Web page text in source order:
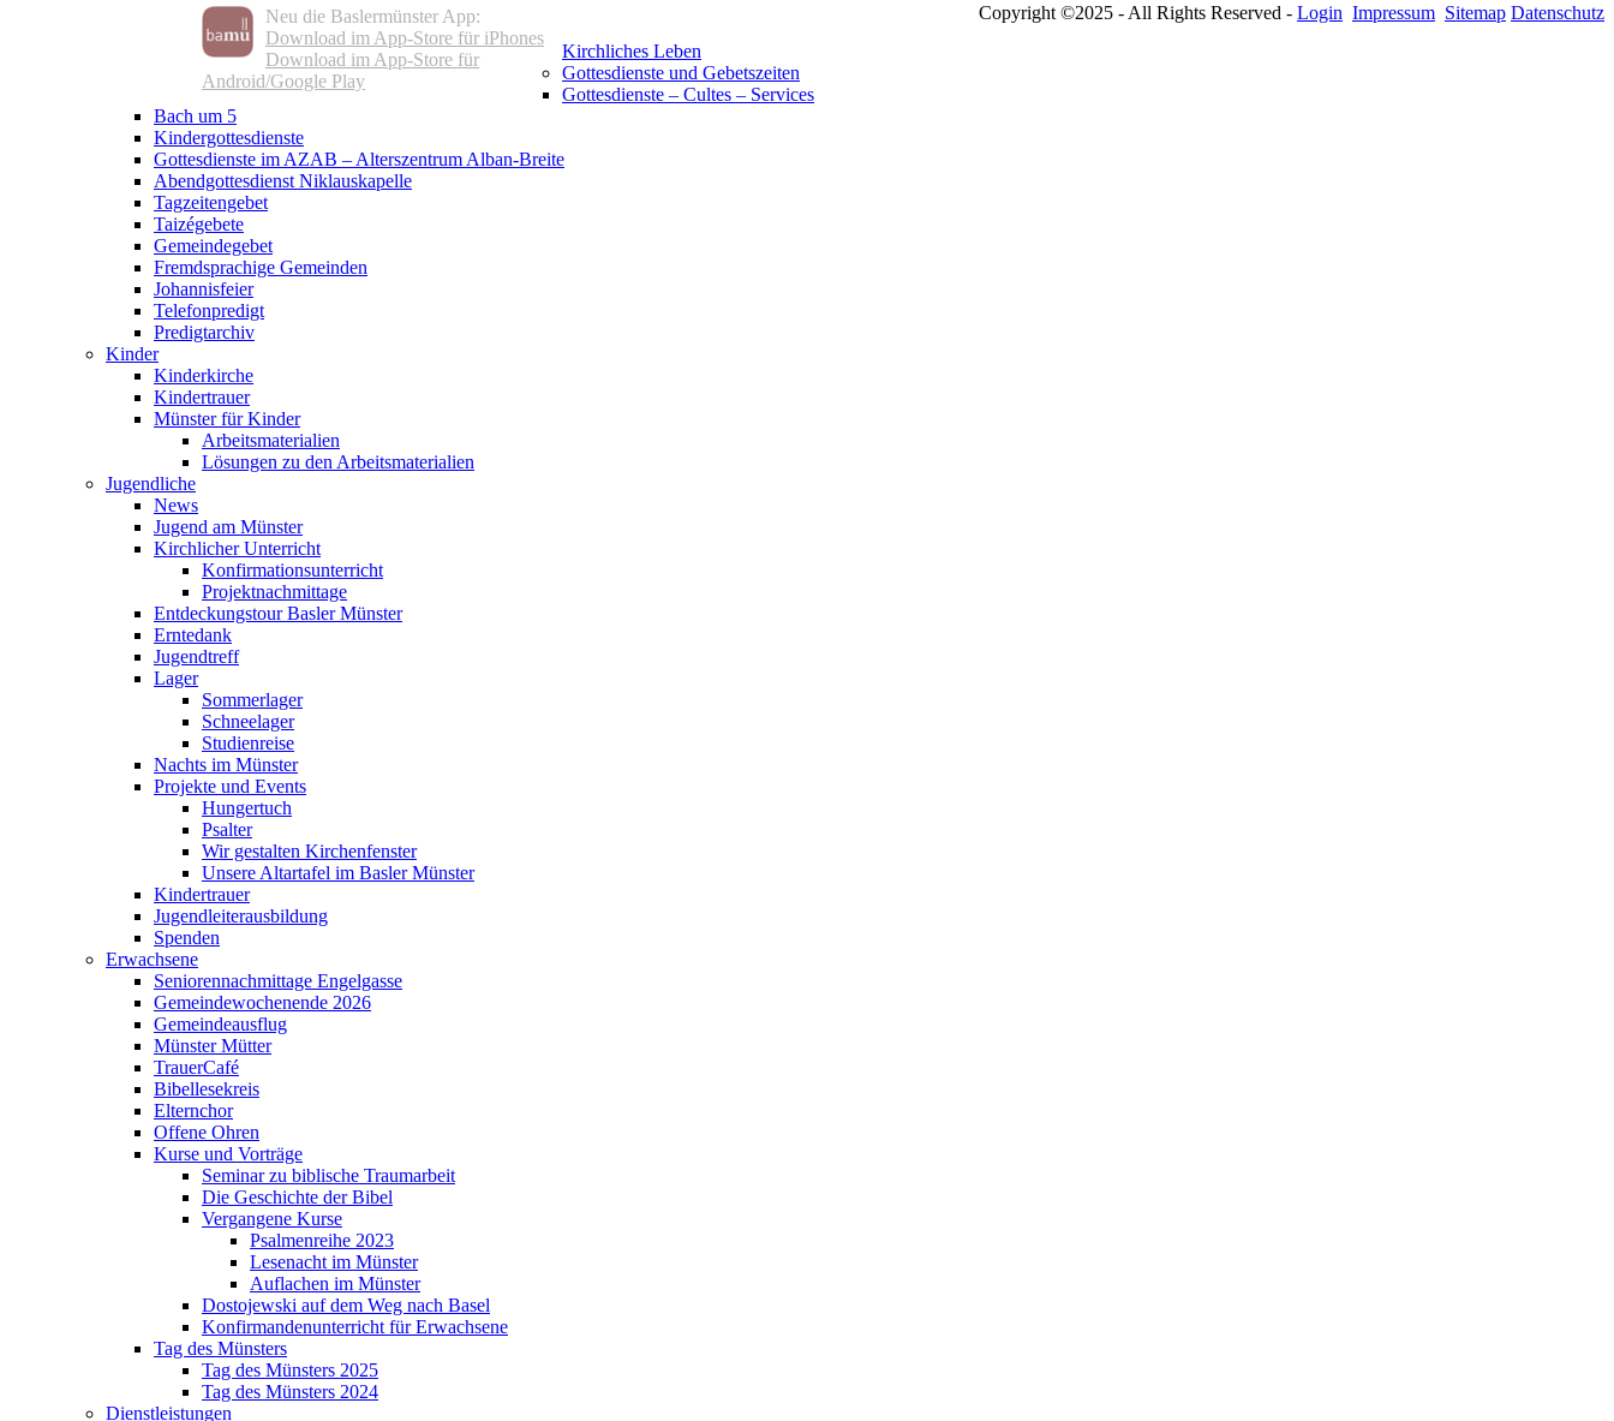
Neu die Baslermünster App:
Download im App-Store für iPhones
Download im App-Store für
Android/Google Play
Copyright ©2025 - All Rights Reserved - Login Impressum Sitemap Datenschutz
Kirchliches Leben
Gottesdienste und Gebetszeiten
Gottesdienste – Cultes – Services
Bach um 5
Kindergottesdienste
Gottesdienste im AZAB – Alterszentrum Alban-Breite
Abendgottesdienst Niklauskapelle
Tagzeitengebet
Taizégebete
Gemeindegebet
Fremdsprachige Gemeinden
Johannisfeier
Telefonpredigt
Predigtarchiv
Kinder
Kinderkirche
Kindertrauer
Münster für Kinder
Arbeitsmaterialien
Lösungen zu den Arbeitsmaterialien
Jugendliche
News
Jugend am Münster
Kirchlicher Unterricht
Konfirmationsunterricht
Projektnachmittage
Entdeckungstour Basler Münster
Erntedank
Jugendtreff
Lager
Sommerlager
Schneelager
Studienreise
Nachts im Münster
Projekte und Events
Hungertuch
Psalter
Wir gestalten Kirchenfenster
Unsere Altartafel im Basler Münster
Kindertrauer
Jugendleiterausbildung
Spenden
Erwachsene
Seniorennachmittage Engelgasse
Gemeindewochenende 2026
Gemeindeausflug
Münster Mütter
TrauerCafé
Bibellesekreis
Elternchor
Offene Ohren
Kurse und Vorträge
Seminar zu biblische Traumarbeit
Die Geschichte der Bibel
Vergangene Kurse
Psalmenreihe 2023
Lesenacht im Münster
Auflachen im Münster
Dostojewski auf dem Weg nach Basel
Konfirmandenunterricht für Erwachsene
Tag des Münsters
Tag des Münsters 2025
Tag des Münsters 2024
Dienstleistungen